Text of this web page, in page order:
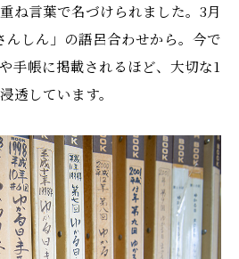
ね言葉で名づけられました。3月
んしん」の語呂合わせから。今で
手帳に掲載されるほど、大切な1
透しています。